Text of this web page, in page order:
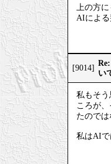
上の方
AIによる
[9014]
い
私もそ
ころが
たのでは
私はAIで